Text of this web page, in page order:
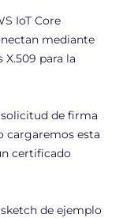
IoT Core
mediante
para la
de firma
cargaremos esta
certificado
de ejemplo